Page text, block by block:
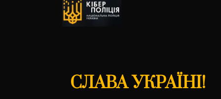
СЛАВА УКРАЇНІ!